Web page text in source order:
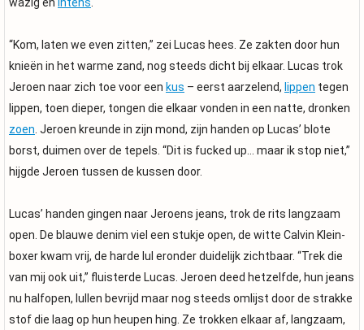
“Kom, laten we even zitten,” zei Lucas hees. Ze zakten door hun
knieën in het warme zand, nog steeds dicht bij elkaar. Lucas trok
Jeroen naar zich toe voor een kus – eerst aarzelend, lippen tegen
lippen, toen dieper, tongen die elkaar vonden in een natte, dronken
zoen . Jeroen kreunde in zijn mond, zijn handen op Lucas’ blote
borst, duimen over de tepels. “Dit is fucked up… maar ik stop niet,”
hijgde Jeroen tussen de kussen door.
Lucas’ handen gingen naar Jeroens jeans, trok de rits langzaam
open. De blauwe denim viel een stukje open, de witte Calvin Klein-
boxer kwam vrij, de harde lul eronder duidelijk zichtbaar. “Trek die
van mij ook uit,” fluisterde Lucas. Jeroen deed hetzelfde, hun jeans
nu halfopen, lullen bevrijd maar nog steeds omlijst door de strakke
stof die laag op hun heupen hing. Ze trokken elkaar af, langzaam,